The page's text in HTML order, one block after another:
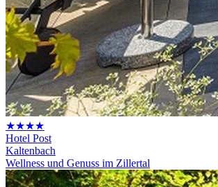
★★★★
Hotel Post
Kaltenbach
Wellness und Genuss im Zillertal